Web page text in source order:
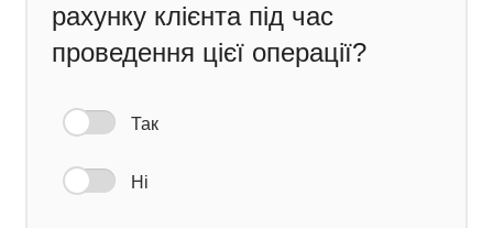
рахунку клієнта під час
проведення цієї операції?
Так
Ні